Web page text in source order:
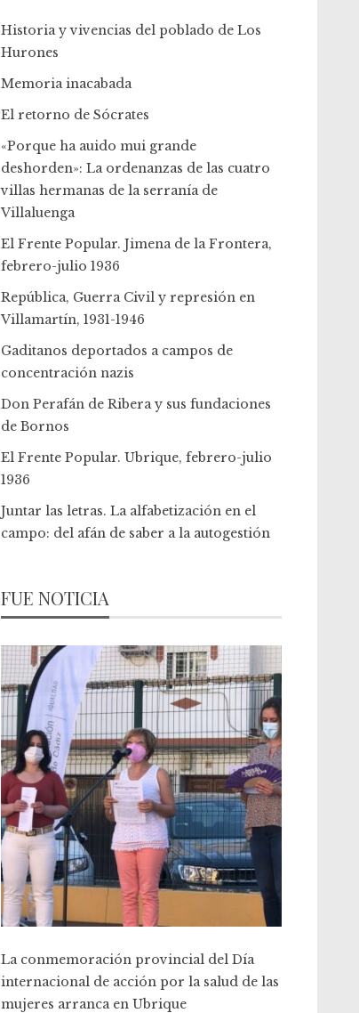
Historia y vivencias del poblado de Los
Hurones
Memoria inacabada
El retorno de Sócrates
«Porque ha auido mui grande
deshorden»: La ordenanzas de las cuatro
villas hermanas de la serranía de
Villaluenga
El Frente Popular. Jimena de la Frontera,
febrero-julio 1936
República, Guerra Civil y represión en
Villamartín, 1931-1946
Gaditanos deportados a campos de
concentración nazis
Don Perafán de Ribera y sus fundaciones
de Bornos
El Frente Popular. Ubrique, febrero-julio
1936
Juntar las letras. La alfabetización en el
campo: del afán de saber a la autogestión
FUE NOTICIA
La conmemoración provincial del Día
internacional de acción por la salud de las
mujeres arranca en Ubrique